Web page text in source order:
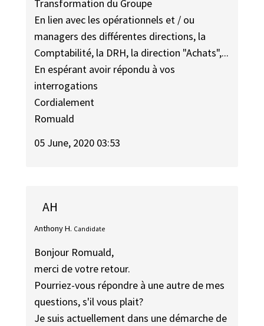
Transformation du Groupe
En lien avec les opérationnels et / ou
managers des différentes directions, la
Comptabilité, la DRH, la direction "Achats",...
En espérant avoir répondu à vos
interrogations
Cordialement
Romuald
05 June, 2020 03:53
AH
Anthony H. Candidate
Bonjour Romuald,
merci de votre retour.
Pourriez-vous répondre à une autre de mes
questions, s'il vous plait?
Je suis actuellement dans une démarche de